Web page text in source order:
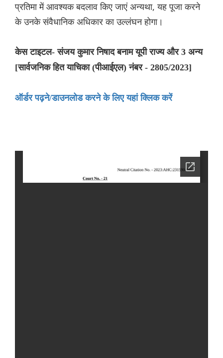
प्रतिमा में आवश्यक बदलाव किए जाएं अन्यथा, यह पूजा करने
के उनके संवैधानिक अधिकार का उल्लंघन होगा।
केस टाइटल- संजय कुमार निषाद बनाम यूपी राज्य और 3 अन्य
[सार्वजनिक हित याचिका (पीआईएल) नंबर - 2805/2023]
ऑर्डर पढ़ने/डाउनलोड करने के लिए यहां क्लिक करें